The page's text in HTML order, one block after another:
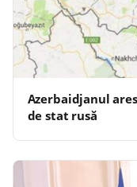
Azerbaidjanul
de stat rusă